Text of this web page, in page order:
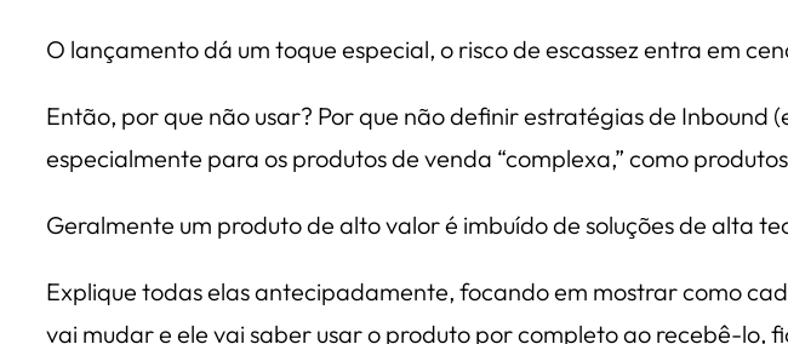
O lançamento dá um toque especial, o risco de escassez entra em
Então, por que não usar? Por que não definir estratégias de
especialmente para os produtos de venda “complexa,” como
Geralmente um produto de alto valor é imbuído de soluções de alta
Explique todas elas antecipadamente, focando em mostrar como
vai mudar e ele vai saber usar o produto por completo ao recebê-lo,